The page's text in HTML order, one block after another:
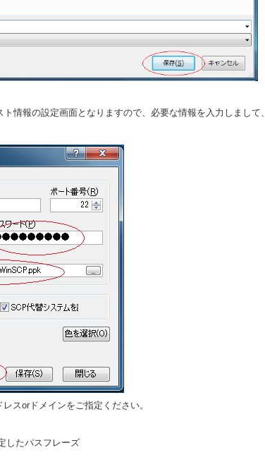
情報の設定画面となりますので、必要な情報を入力しまして、
スorドメインをご指定ください。
したパスフレーズ